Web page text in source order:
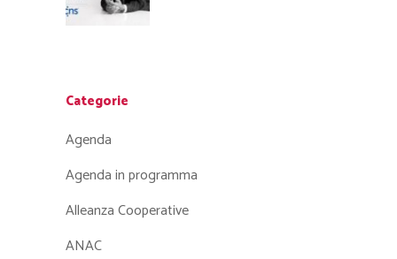
Categorie
Agenda
Agenda in programma
Alleanza Cooperative
ANAC